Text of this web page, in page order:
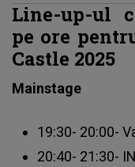
Line-up-ul
pe ore
Castle 2025
Mainstage
19:30- 20:00-
20:40- 21:30-